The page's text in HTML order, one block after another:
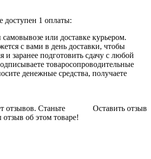
доступен 1 оплаты:
или доставке курьером.
с вами в день доставки, чтобы
и заранее подготовить сдачу с любой
товаросопроводительные
денежные средства, получаете
Оставить отзыв
отзывов. Станьте
об этом товаре!